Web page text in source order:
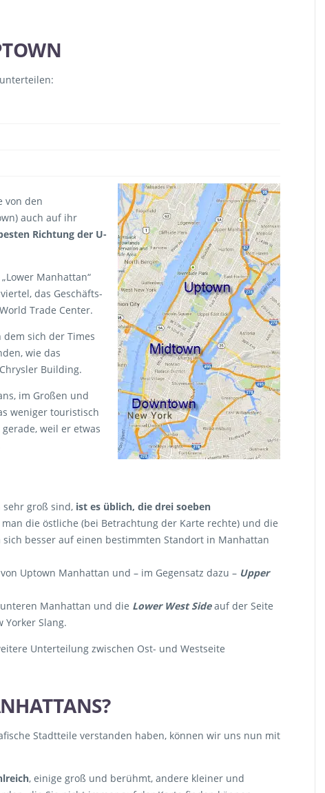
von den
auch auf ihr
Richtung der U-
Manhattan“
das Geschäfts-
Trade Center.
sich der Times
wie das
Building.
im Großen und
weniger touristisch
weil er etwas
sehr groß sind, ist es üblich, die drei soeben
die östliche (bei Betrachtung der Karte rechte) und die
besser auf einen bestimmten Standort in Manhattan
Uptown Manhattan und – im Gegensatz dazu – Upper
Manhattan und die Lower West Sideauf der Seite
Slang.
Unterteilung zwischen Ost- und Westseite
Stadtteile verstanden haben, können wir uns nun mit
, einige groß und berühmt, andere kleiner und